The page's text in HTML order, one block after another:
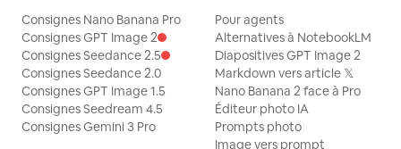
Consignes Nano Banana Pro
Consignes GPT Image 2
Consignes Seedance 2.5
Consignes Seedance 2.0
Consignes GPT Image 1.5
Consignes Seedream 4.5
Consignes Gemini 3 Pro
Pour agents
Alternatives à NotebookLM
Diapositives GPT Image 2
Markdown vers article 𝕏
Nano Banana 2 face à Pro
Éditeur photo IA
Prompts photo
Image vers prompt